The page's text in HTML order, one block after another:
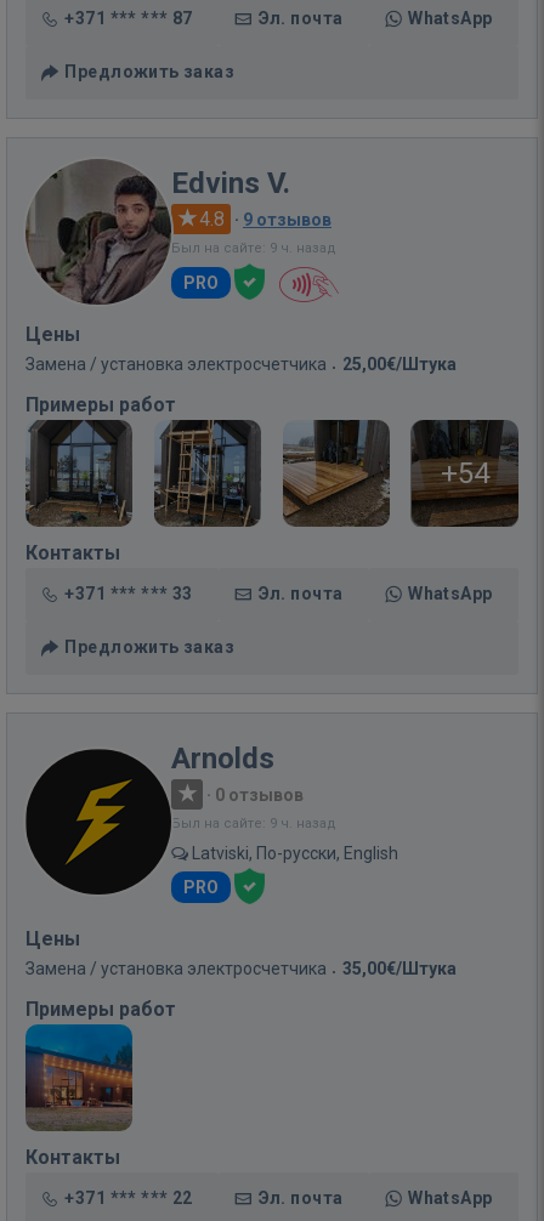
+371 *** *** 87 Эл. почта WhatsApp
Предложить заказ
Edvins V.
4.8 · 9 отзывов
Был на сайте: 9 ч. назад
PRO
Цены
Замена / установка электросчетчика 25,00€/Штука
Примеры работ
+54
Контакты
+371 *** *** 33 Эл. почта WhatsApp
Предложить заказ
Arnolds
· 0 отзывов
Был на сайте: 9 ч. назад
Latviski, По-русски, English
PRO
Цены
Замена / установка электросчетчика 35,00€/Штука
Примеры работ
Контакты
+371 *** *** 22 Эл. почта WhatsApp